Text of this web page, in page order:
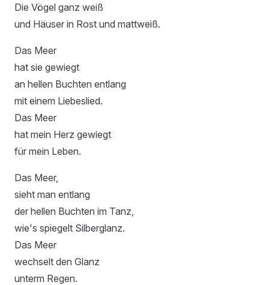
Die Vögel ganz weiß
und Häuser in Rost und mattweiß.
Das Meer
hat sie gewiegt
an hellen Buchten entlang
mit einem Liebeslied.
Das Meer
hat mein Herz gewiegt
für mein Leben.
Das Meer,
sieht man entlang
der hellen Buchten im Tanz,
wie's spiegelt Silberglanz.
Das Meer
wechselt den Glanz
unterm Regen.